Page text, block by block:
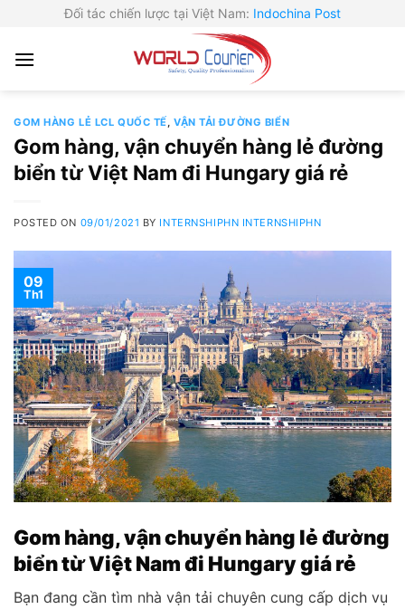
content
Đối tác chiến lược tại Việt Nam: Indochina Post
GOM HÀNG LẺ LCL QUỐC TẾ,VẬN TẢI ĐƯỜNG BIỂN
Gom hàng, vận chuyển hàng lẻ đường
biển từ Việt Nam đi Hungary giá rẻ
POSTED ON 09/01/2021 BY INTERNSHIPHN INTERNSHIPHN
09
Th1
Gom hàng, vận chuyển hàng lẻ đường
biển từ Việt Nam đi Hungary giá rẻ
Bạn đang cần tìm nhà vận tải chuyên cung cấp dịch vụ